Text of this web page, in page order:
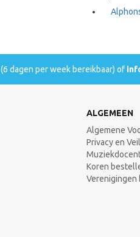
(6 dagen per week bereikbaar) of
ALGEMEEN
Algemene
Privacy en
Koren
Verenigingen